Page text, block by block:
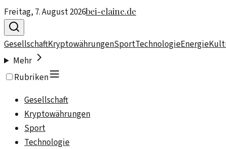
Freitag, 7. August 2026bei-elaine.de
GesellschaftKryptowährungenSportTechnologieEnergie
Mehr
Rubriken
Gesellschaft
Kryptowährungen
Sport
Technologie